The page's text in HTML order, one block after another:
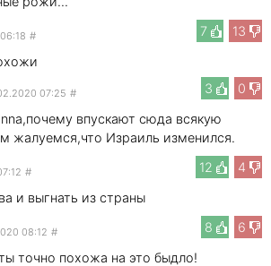
7
13
#
3
0
07:25 #
впускают сюда всякую
жалуемся,что Израиль изменился.
12
4
#
и выгнать из страны
8
6
08:12 #
точно похожа на это быдло!